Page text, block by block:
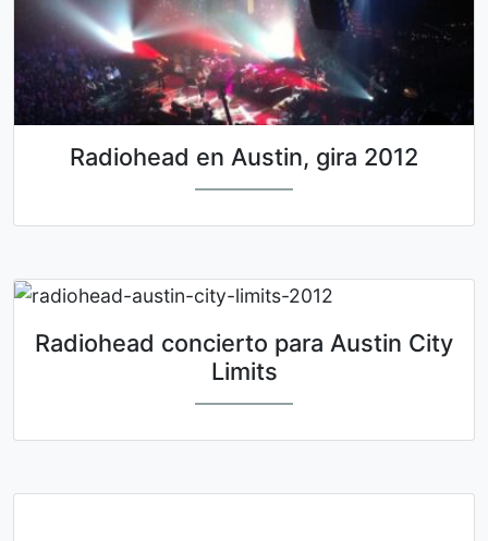
Radiohead en Austin, gira 2012
Radiohead concierto para Austin City
Limits